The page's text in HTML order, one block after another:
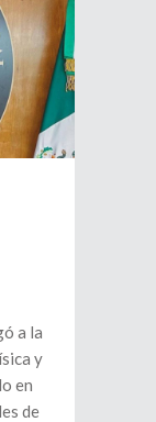
a la
y
en
de